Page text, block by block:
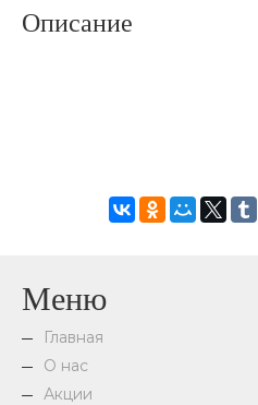
Описание
Меню
Главная
О нас
Акции